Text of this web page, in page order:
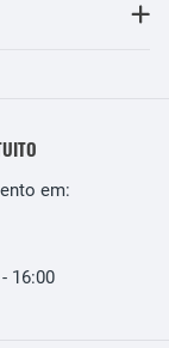
em:
16:00